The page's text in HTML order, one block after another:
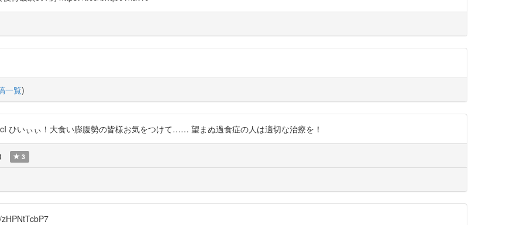
一覧)
ひいぃぃ！大食い膨腹勢の皆様お気をつけて…… 望まぬ過食症の人は適切な治療を！
3